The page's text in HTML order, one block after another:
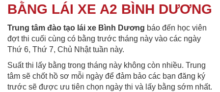
BẰNG LÁI XE A2 BÌNH DƯƠNG
Trung tâm đào tạo lái xe Bình Dương báo đến học viên
đợt thi cuối cùng có bằng trước tháng này vào các ngày
Thứ 6, Thứ 7, Chủ Nhật tuần này.
Suất thi lấy bằng trong tháng này không còn nhiều. Trung
tâm sẽ chốt hồ sơ mỗi ngày để đảm bảo các bạn đăng ký
trước sẽ được ưu tiên chọn ngày thi và lấy bằng sớm nhất.